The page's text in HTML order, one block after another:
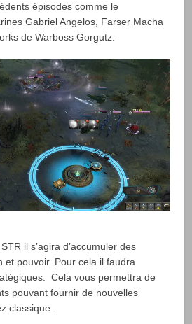
épisodes comme le
Gabriel Angelos, Farser Macha
de Warboss Gorgutz.
il s’agira d’accumuler des
et pouvoir. Pour cela il faudra
Cela vous permettra de
pouvant fournir de nouvelles
classique.